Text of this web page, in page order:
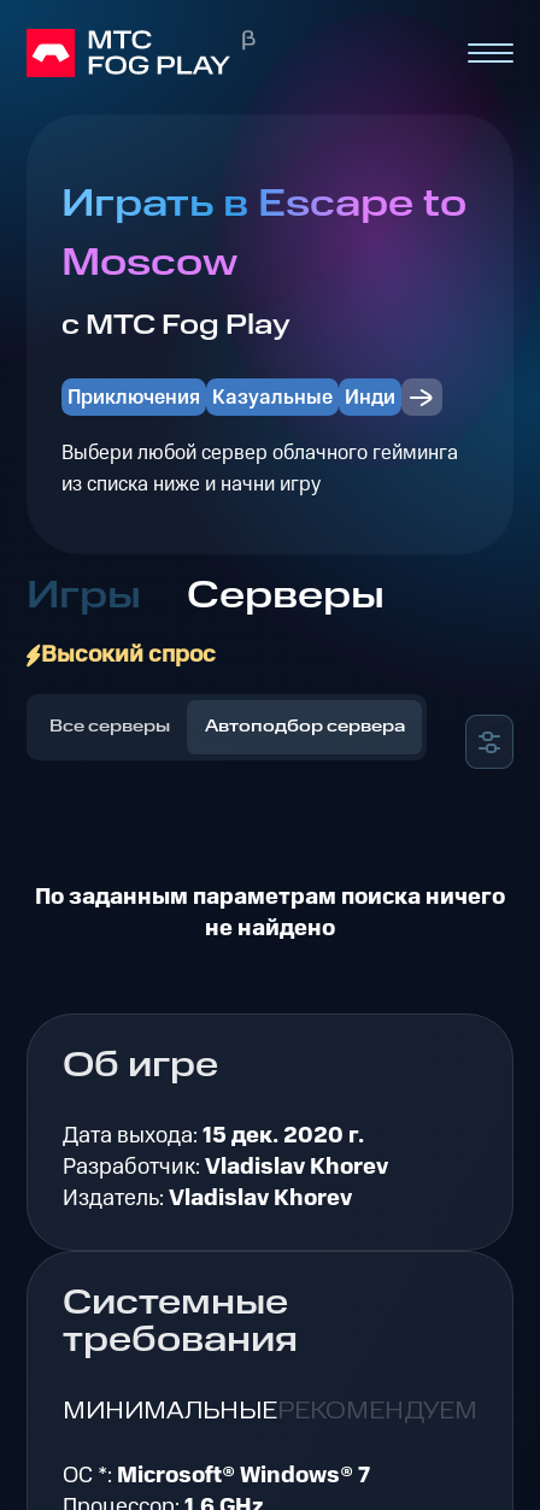
Играть в Escape to
Moscow
с МТС Fog Play
Приключения Казуальные Инди
Выбери любой сервер облачного гейминга
из списка ниже и начни игру
Игры Серверы
Высокий спрос
Все серверы Автоподбор сервера
По заданным параметрам поиска ничего
не найдено
Об игре
Дата выхода:15 дек. 2020 г.
Разработчик:Vladislav Khorev
Издатель:Vladislav Khorev
Системные
требования
МИНИМАЛЬНЫЕРЕКОМЕНДУЕМЫЕ
ОС *: Microsoft® Windows® 7